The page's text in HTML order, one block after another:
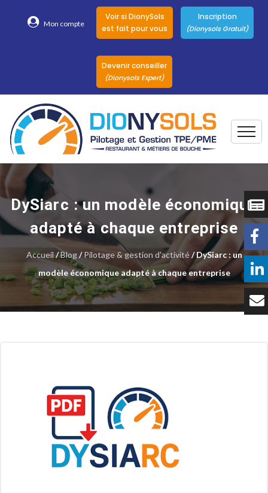
Mon compte
Voir si DionySols
est fait pour vous
Inscription
(Dionysols Gratuit)
Devenir conseiller
(Dionysols Expert)
Nos conseillers
DionySols
Nos versions
Nos autres
Solutions
Témoignages
Tarifs
DySiarc : un modèle économique
adapté à chaque entreprise
Accueil/Blog/Pilotage & gestion d'activité/ DySiarc : un
modèle économique adapté à chaque entreprise